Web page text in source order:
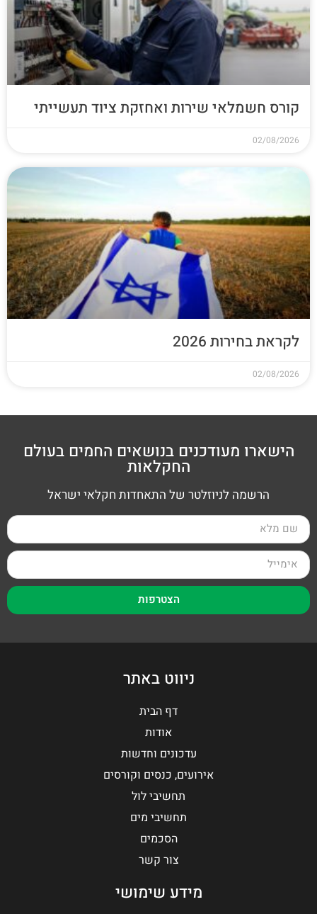
קורס חשמלאי שירות ואחזקת ציוד תעשייתי
02/08/2026
לקראת בחירות 2026
02/08/2026
הישארו מעודכנים בנושאים החמים בעולם
החקלאות
הרשמה לניוזלטר של התאחדות חקלאי ישראל
הצטרפות
ניווט באתר
דף הבית
אודות
עדכונים וחדשות
אירועים, כנסים וקורסים
תחשיבי לול
תחשיבי מים
הסכמים
צור קשר
מידע שימושי